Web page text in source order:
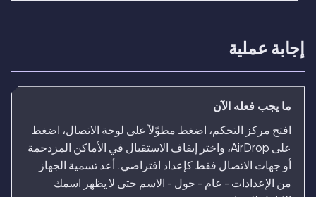
إجابة عملية
ما يجب فعله الآن
افتح مركز التحكم، اضغط مطوّلاً على لوحة الاتصال، اضغط
على AirDrop، واختر إيقاف الاستقبال في الأماكن المزدحمة
أو جهات الاتصال فقط كإعداد افتراضي. أعد تسمية الجهاز
من الإعدادات - عام - حول - الاسم حتى لا يظهر اسمك